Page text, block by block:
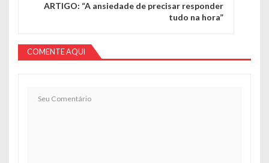
ARTIGO: “A ansiedade de precisar responder
tudo na hora”
COMENTE AQUI